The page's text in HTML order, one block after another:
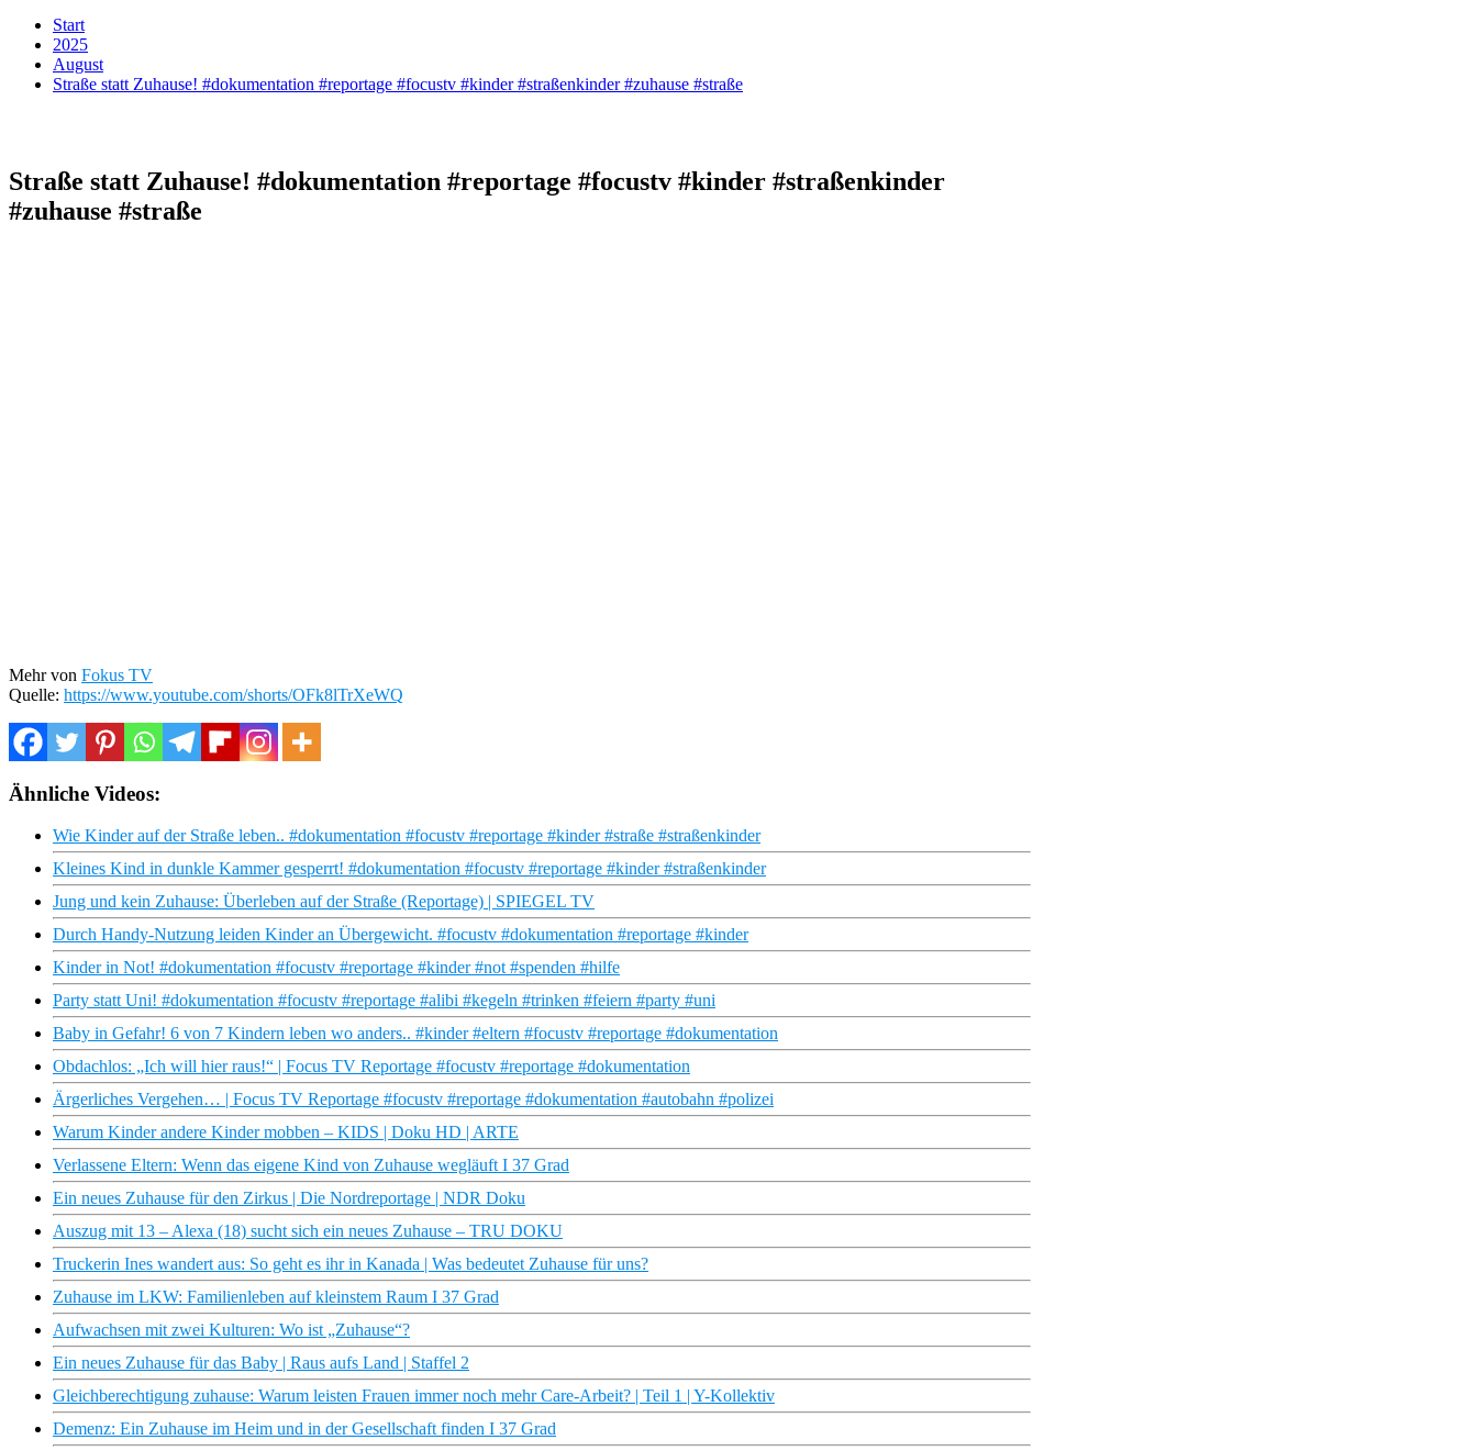
Start
2025
August
Straße statt Zuhause! #dokumentation #reportage #focustv #kinder #straßenkinder #zuhause #straße
Straße statt Zuhause! #dokumentation #reportage #focustv #kinder #straßenkinder
#zuhause #straße
Mehr von Fokus TV
Quelle: https://www.youtube.com/shorts/OFk8lTrXeWQ
Ähnliche Videos:
Wie Kinder auf der Straße leben.. #dokumentation #focustv #reportage #kinder #straße #straßenkinder
Kleines Kind in dunkle Kammer gesperrt! #dokumentation #focustv #reportage #kinder #straßenkinder
Jung und kein Zuhause: Überleben auf der Straße (Reportage) | SPIEGEL TV
Durch Handy-Nutzung leiden Kinder an Übergewicht. #focustv #dokumentation #reportage #kinder
Kinder in Not! #dokumentation #focustv #reportage #kinder #not #spenden #hilfe
Party statt Uni! #dokumentation #focustv #reportage #alibi #kegeln #trinken #feiern #party #uni
Baby in Gefahr! 6 von 7 Kindern leben wo anders.. #kinder #eltern #focustv #reportage #dokumentation
Obdachlos: „Ich will hier raus!“ | Focus TV Reportage #focustv #reportage #dokumentation
Ärgerliches Vergehen… | Focus TV Reportage #focustv #reportage #dokumentation #autobahn #polizei
Warum Kinder andere Kinder mobben – KIDS | Doku HD | ARTE
Verlassene Eltern: Wenn das eigene Kind von Zuhause wegläuft I 37 Grad
Ein neues Zuhause für den Zirkus | Die Nordreportage | NDR Doku
Auszug mit 13 – Alexa (18) sucht sich ein neues Zuhause – TRU DOKU
Truckerin Ines wandert aus: So geht es ihr in Kanada | Was bedeutet Zuhause für uns?
Zuhause im LKW: Familienleben auf kleinstem Raum I 37 Grad
Aufwachsen mit zwei Kulturen: Wo ist „Zuhause“?
Ein neues Zuhause für das Baby | Raus aufs Land | Staffel 2
Gleichberechtigung zuhause: Warum leisten Frauen immer noch mehr Care-Arbeit? | Teil 1 | Y-Kollektiv
Demenz: Ein Zuhause im Heim und in der Gesellschaft finden I 37 Grad